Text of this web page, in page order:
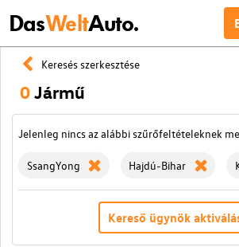
DasWeltAuto.
Keresés szerkesztése
0Jármű
Jelenleg nincs az alábbi szűrőfeltételeknek
SsangYong Hajdú-Bihar
Kereső ügynök